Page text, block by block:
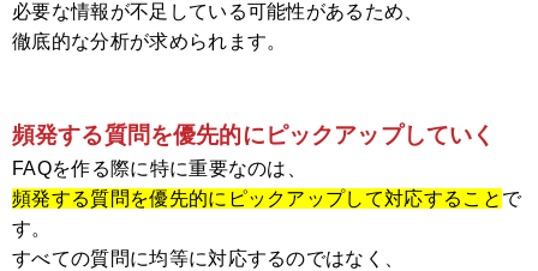
必要な情報が不足している可能性があるため、
徹底的な分析が求められます。
頻発する質問を優先的にピックアップしていく
FAQを作る際に特に重要なのは、
頻発する質問を優先的にピックアップして対応すること で
す。
すべての質問に均等に対応するのではなく、